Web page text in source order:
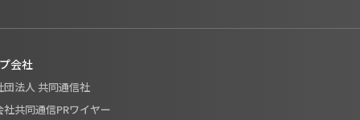
会社
団法人 共同通信社
社共同通信PRワイヤー